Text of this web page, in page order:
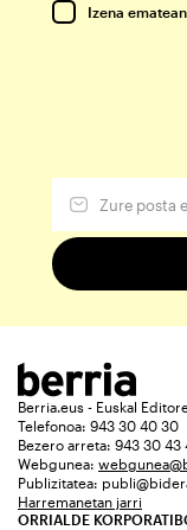
Izena ematean
Berria.eus - Euskal
Telefonoa: 943 30 40 30
Bezero arreta: 943 30 43
Webgunea:
Publizitatea:
Harremanetan jarri
ORRIALDE